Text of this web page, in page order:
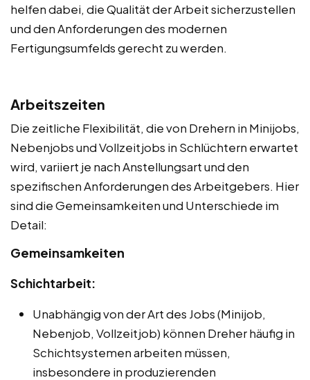
helfen dabei, die Qualität der Arbeit sicherzustellen
und den Anforderungen des modernen
Fertigungsumfelds gerecht zu werden.
Arbeitszeiten
Die zeitliche Flexibilität, die von Drehern in Minijobs,
Nebenjobs und Vollzeitjobs in Schlüchtern erwartet
wird, variiert je nach Anstellungsart und den
spezifischen Anforderungen des Arbeitgebers. Hier
sind die Gemeinsamkeiten und Unterschiede im
Detail:
Gemeinsamkeiten
Schichtarbeit:
Unabhängig von der Art des Jobs (Minijob,
Nebenjob, Vollzeitjob) können Dreher häufig in
Schichtsystemen arbeiten müssen,
insbesondere in produzierenden